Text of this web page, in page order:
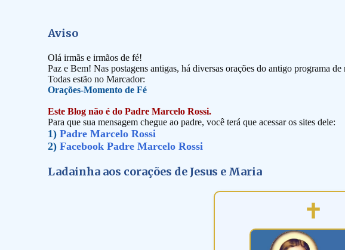
Aviso
Olá irmãs e irmãos de fé!
Paz e Bem! Nas postagens antigas, há diversas orações do antigo programa
Todas estão no Marcador:
Orações-Momento de Fé
Este Blog não é do Padre Marcelo Rossi.
Para que sua mensagem chegue ao padre, você terá que acessar os sites dele:
1) Padre Marcelo Rossi
2) Facebook Padre Marcelo Rossi
Ladainha aos corações de Jesus e Maria